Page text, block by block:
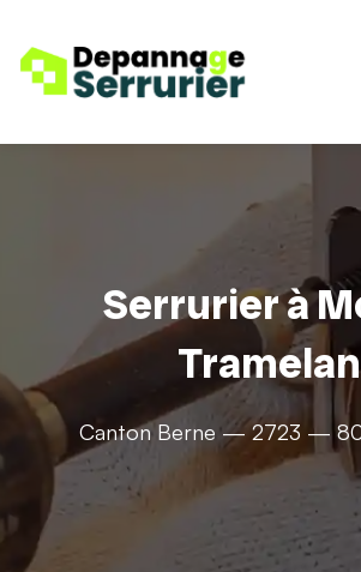
Serrurier à
Tramelan
Canton Berne — 2723 —